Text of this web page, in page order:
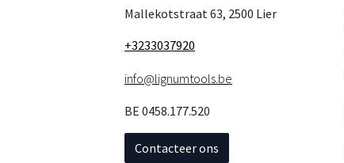
Mallekotstraat 63, 2500 Lier
+3233037920
info@lignumtools.be
BE 0458.177.520
Contacteer ons